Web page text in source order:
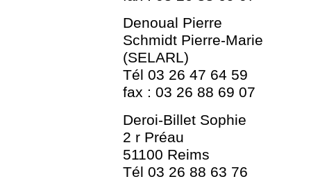
Denoual Pierre
Schmidt Pierre-Marie
(SELARL)
Tél 03 26 47 64 59
fax : 03 26 88 69 07
Deroi-Billet Sophie
2 r Préau
51100 Reims
Tél 03 26 88 63 76